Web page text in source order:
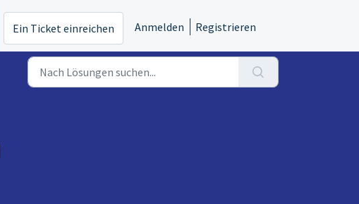
Ein Ticket einreichen Anmelden Registrieren